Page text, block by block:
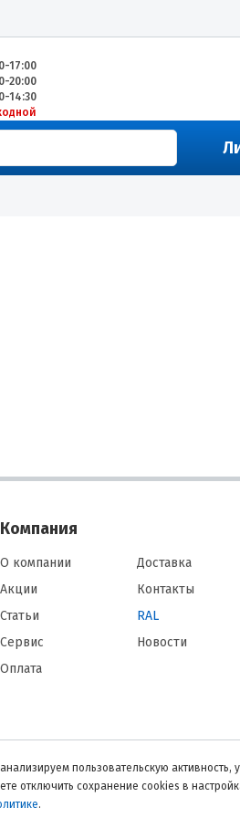
17:00
20:00
14:30
Компания
О компании
Акции
Статьи
Сервис
Оплата
Доставка
Контакты
RAL
Новости
пользовательскую
отключить сохранение cookies в
.